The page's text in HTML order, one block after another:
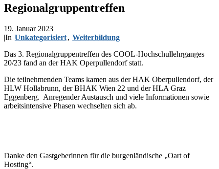
Regionalgruppentreffen
19. Januar 2023
|In Unkategorisiert, Weiterbildung
Das 3. Regionalgruppentreffen des COOL-Hochschullehrganges
20/23 fand an der HAK Operpullendorf statt.
Die teilnehmenden Teams kamen aus der HAK Oberpullendorf, der
HLW Hollabrunn, der BHAK Wien 22 und der HLA Graz
Eggenberg. Anregender Austausch und viele Informationen sowie
arbeitsintensive Phasen wechselten sich ab.
Danke den Gastgeberinnen für die burgenländische „Oart of
Hosting“.